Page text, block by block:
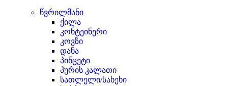
წვრილმანი
ქილა
კონტეინერი
კოვზი
დანა
პინცეტი
პურის კალათი
სათლელი/სახეხი